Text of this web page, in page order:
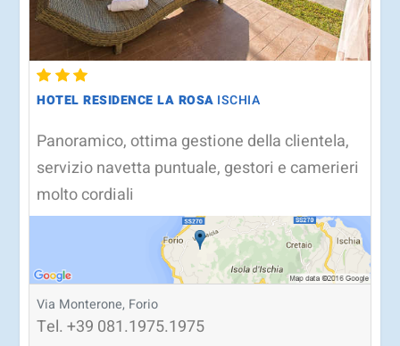
HOTEL RESIDENCE LA ROSA ISCHIA
Panoramico, ottima gestione della clientela,
servizio navetta puntuale, gestori e camerieri
molto cordiali
Via Monterone, Forio
Tel.+39 081.1975.1975